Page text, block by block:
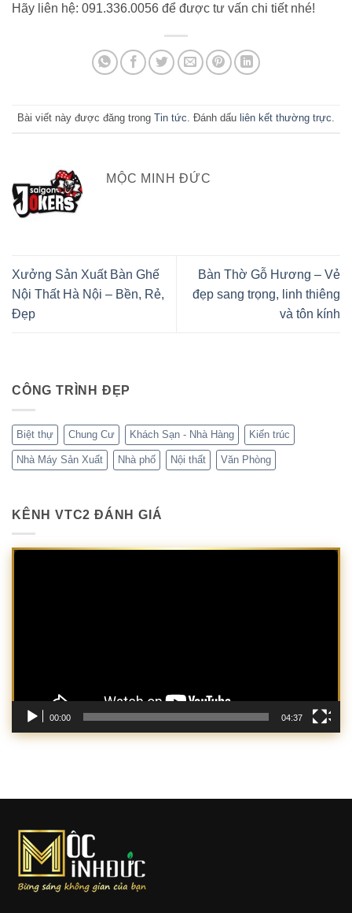
Hãy liên hệ: 091.336.0056 để được tư vấn chi tiết nhé!
Bài viết này được đăng trong Tin tức. Đánh dấu liên kết thường trực.
MỘC MINH ĐỨC
Xưởng Sản Xuất Bàn Ghế
Nội Thất Hà Nội – Bền, Rẻ,
Đẹp
Bàn Thờ Gỗ Hương – Vẻ
đẹp sang trọng, linh thiêng
và tôn kính
CÔNG TRÌNH ĐẸP
Biệt thự Chung Cư Khách Sạn - Nhà Hàng Kiến trúc
Nhà Máy Sản Xuất Nhà phố Nội thất Văn Phòng
KÊNH VTC2 ĐÁNH GIÁ
Trình
00:00 04:37